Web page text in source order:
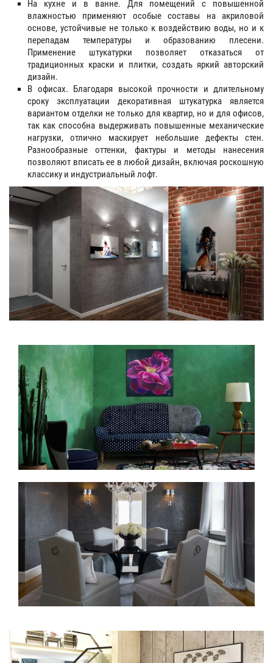
На кухне и в ванне. Для помещений с повышенной
влажностью применяют особые составы на акриловой
основе, устойчивые не только к воздействию воды, но и к
перепадам температуры и образованию плесени.
Применение штукатурки позволяет отказаться от
традиционных краски и плитки, создать яркий авторский
дизайн.
В офисах. Благодаря высокой прочности и длительному
сроку эксплуатации декоративная штукатурка является
вариантом отделки не только для квартир, но и для офисов,
так как способна выдерживать повышенные механические
нагрузки, отлично маскирует небольшие дефекты стен.
Разнообразные оттенки, фактуры и методы нанесения
позволяют вписать ее в любой дизайн, включая роскошную
классику и индустриальный лофт.